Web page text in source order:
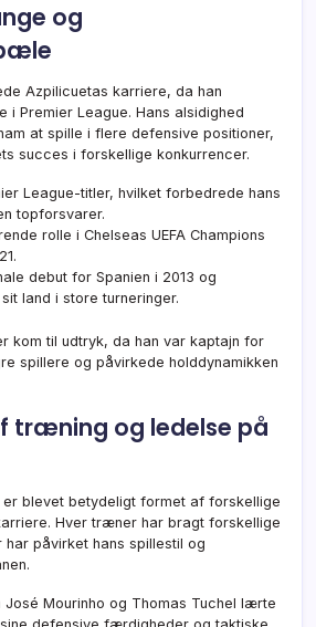
og
Azpilicuetas karriere, da han
i Premier League. Hans alsidighed
at spille i flere defensive positioner,
succes i forskellige konkurrencer.
League-titler, hvilket forbedrede hans
topforsvarer.
rolle i Chelseas UEFA Champions
debut for Spanien i 2013 og
land i store turneringer.
kom til udtryk, da han var kaptajn for
spillere og påvirkede holddynamikken
træning og ledelse på
er blevet betydeligt formet af forskellige
Hver træner har bragt forskellige
påvirket hans spillestil og
José Mourinho og Thomas Tuchel lærte